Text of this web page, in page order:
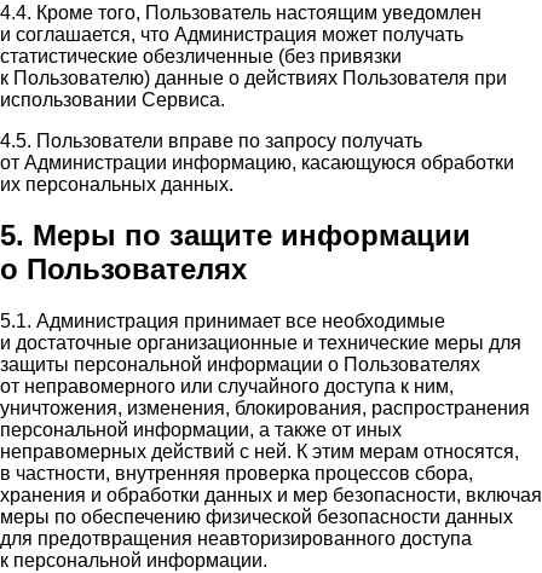
4.4. Кроме того, Пользователь настоящим уведомлен
и соглашается, что Администрация может получать
статистические обезличенные (без привязки
к Пользователю) данные о действиях Пользователя при
использовании Сервиса.
4.5. Пользователи вправе по запросу получать
от Администрации информацию, касающуюся обработки
их персональных данных.
5. Меры по защите информации
о Пользователях
5.1. Администрация принимает все необходимые
и достаточные организационные и технические меры для
защиты персональной информации о Пользователях
от неправомерного или случайного доступа к ним,
уничтожения, изменения, блокирования, распространения
персональной информации, а также от иных
неправомерных действий с ней. К этим мерам относятся,
в частности, внутренняя проверка процессов сбора,
хранения и обработки данных и мер безопасности, включая
меры по обеспечению физической безопасности данных
для предотвращения неавторизированного доступа
к персональной информации.